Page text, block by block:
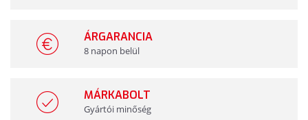
ÁRGARANCIA
8 napon belül
MÁRKABOLT
Gyártói minőség